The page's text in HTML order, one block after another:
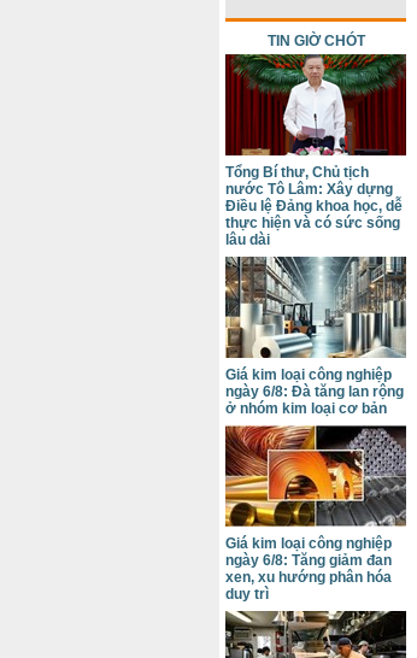
TIN GIỜ CHÓT
Tổng Bí thư, Chủ tịch
nước Tô Lâm: Xây dựng
Điều lệ Đảng khoa học, dễ
thực hiện và có sức sống
lâu dài
Giá kim loại công nghiệp
ngày 6/8: Đà tăng lan rộng
ở nhóm kim loại cơ bản
Giá kim loại công nghiệp
ngày 6/8: Tăng giảm đan
xen, xu hướng phân hóa
duy trì